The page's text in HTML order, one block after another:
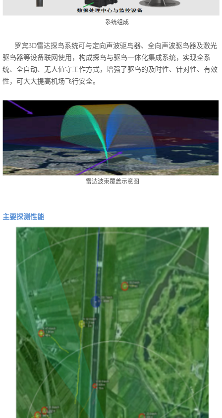
系统组成
罗宾3D雷达探鸟系统可与定向声波驱鸟器、全向声波驱鸟器及激光
驱鸟器等设备联网使用，构成探鸟与驱鸟一体化集成系统，实现全系
统、全自动、无人值守工作方式，增强了驱鸟的及时性、针对性、有效
性，可大大提高机场飞行安全。
雷达波束覆盖示意图
主要探测性能